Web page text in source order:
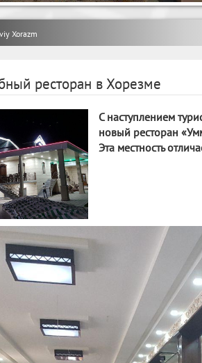
Xorazm
ресторан в Хорезме
С наступлением
новый ресторан
Эта местность